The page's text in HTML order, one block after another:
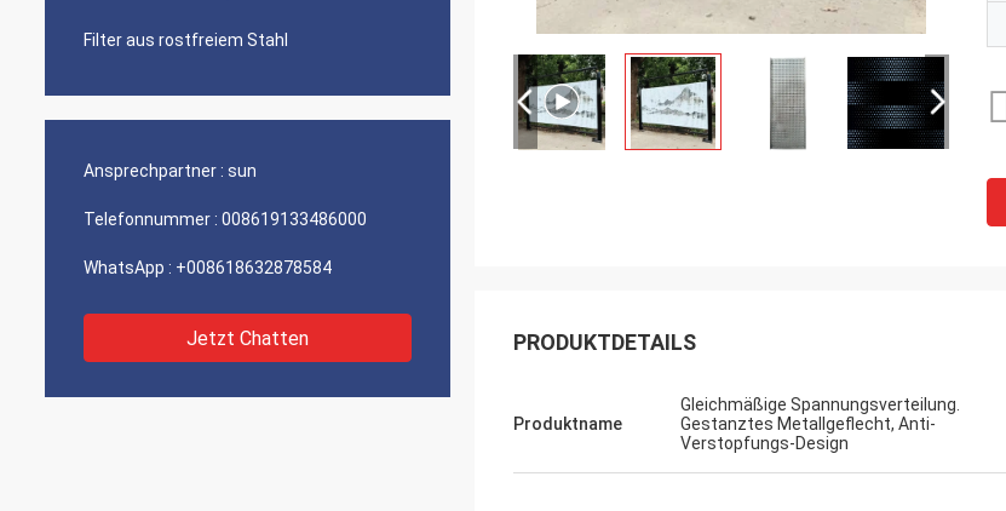
Filter aus rostfreiem Stahl
Ansprechpartner : sun
Telefonnummer : 008619133486000
WhatsApp : +008618632878584
Jetzt Chatten PRODUKTDETAILS
Produktname
Gleichmäßige Spannungsverteilung.
Gestanztes Metallgeflecht, Anti-
Verstopfungs-Design